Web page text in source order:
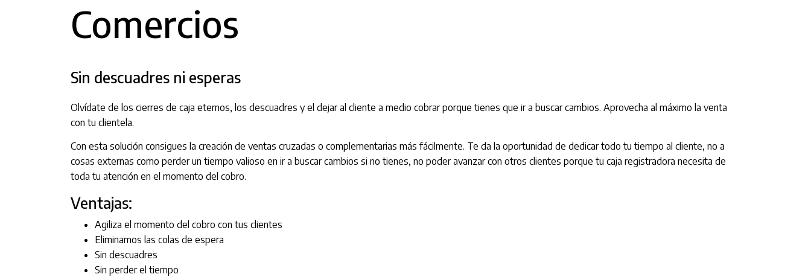
Comercios
Sin descuadres ni esperas
Olvídate de los cierres de caja eternos, los descuadres y el dejar al cliente a medio cobrar porque tienes que ir a buscar cambios. Aprovecha al máximo la venta
con tu clientela.
Con esta solución consigues la creación de ventas cruzadas o complementarias más fácilmente. Te da la oportunidad de dedicar todo tu tiempo al cliente, no a
cosas externas como perder un tiempo valioso en ir a buscar cambios si no tienes, no poder avanzar con otros clientes porque tu caja registradora necesita de
toda tu atención en el momento del cobro.
Ventajas:
Agiliza el momento del cobro con tus clientes
Eliminamos las colas de espera
Sin descuadres
Sin perder el tiempo